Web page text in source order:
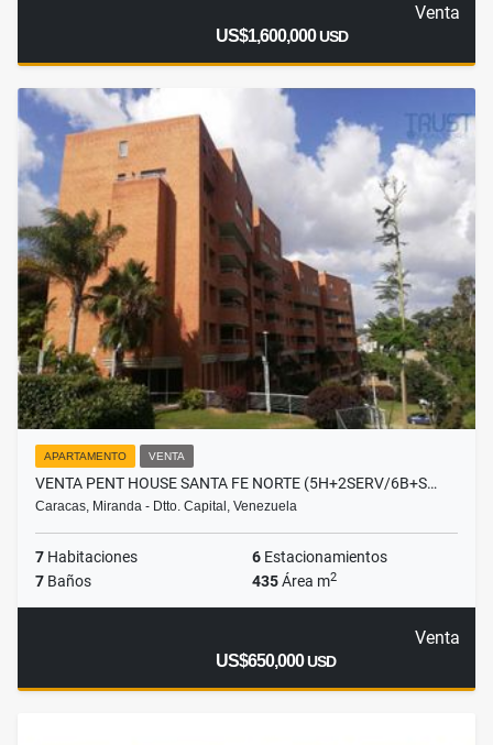
Venta
US$1,600,000USD
APARTAMENTO VENTA
VENTA PENT HOUSE SANTA FE NORTE (5H+2SERV/6B+S…
Caracas, Miranda - Dtto. Capital, Venezuela
7 Habitaciones 6 Estacionamientos
7 Baños 435Área m2
Venta
US$650,000USD